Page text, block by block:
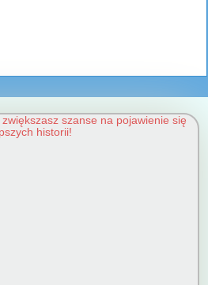
szanse na pojawienie się
historii!